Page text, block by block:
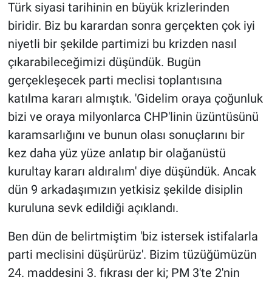
Türk siyasi tarihinin en büyük krizlerinden
biridir. Biz bu karardan sonra gerçekten çok iyi
niyetli bir şekilde partimizi bu krizden nasıl
çıkarabileceğimizi düşündük. Bugün
gerçekleşecek parti meclisi toplantısına
katılma kararı almıştık. 'Gidelim oraya çoğunluk
bizi ve oraya milyonlarca CHP'linin üzüntüsünü
karamsarlığını ve bunun olası sonuçlarını bir
kez daha yüz yüze anlatıp bir olağanüstü
kurultay kararı aldıralım' diye düşündük. Ancak
dün 9 arkadaşımızın yetkisiz şekilde disiplin
kuruluna sevk edildiği açıklandı.
Ben dün de belirtmiştim 'biz istersek istifalarla
parti meclisini düşürürüz'. Bizim tüzüğümüzün
24. maddesini 3. fıkrası der ki; PM 3'te 2'nin